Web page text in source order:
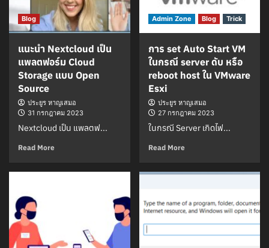
Blog
แนะนำ Nextcloud เป็น
แพลตฟอร์ม Cloud
Storage แบบ Open
Source
ประยูร หาญเสมอ
31 กรกฎาคม 2023
Nextcloud เป็น แพลตฟ...
Read More
Admin Zone Blog Trick
การ set Auto Start VM
ในกรณี server ดับ หรือ
reboot host ใน VMware
Esxi
ประยูร หาญเสมอ
27 กรกฎาคม 2023
ในกรณี Server เกิดไฟ...
Read More